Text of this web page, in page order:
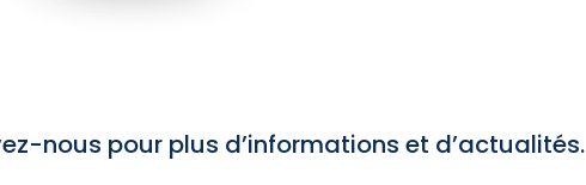
nous pour plus d’informations et d’actualités.